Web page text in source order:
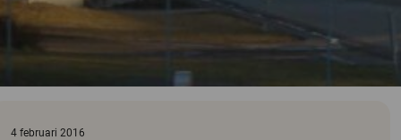
4 februari 2016